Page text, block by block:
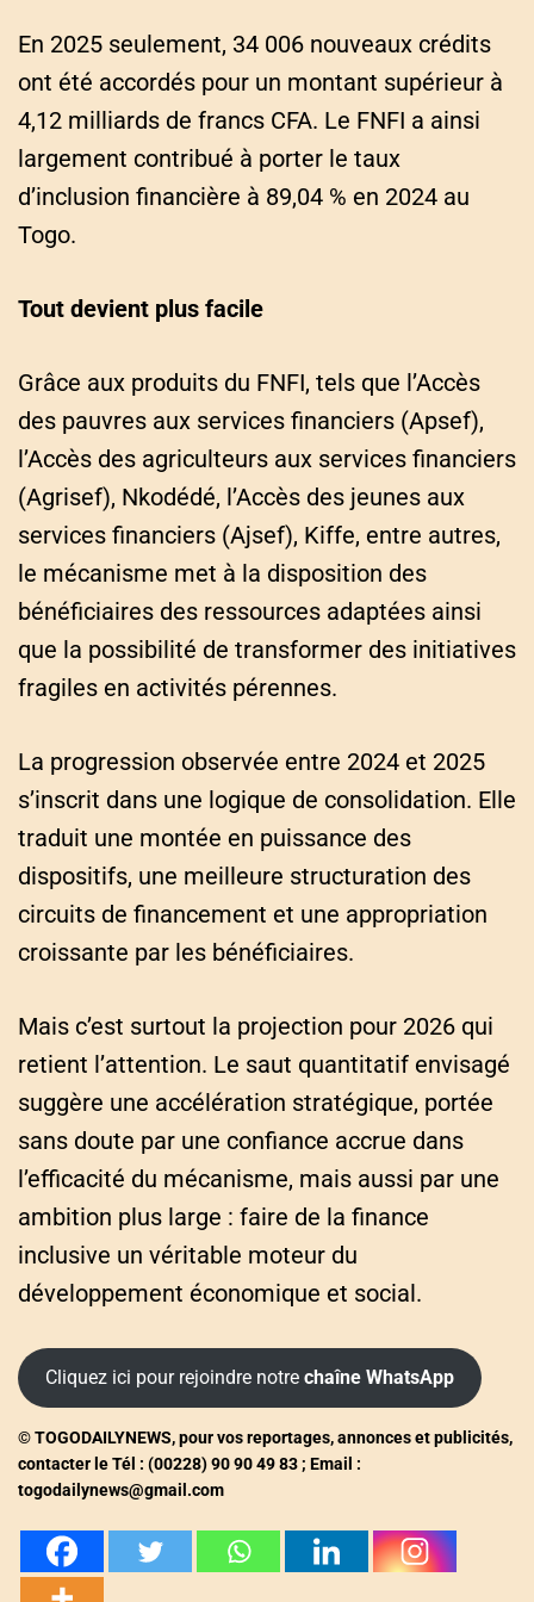
En 2025 seulement, 34 006 nouveaux crédits
ont été accordés pour un montant supérieur à
4,12 milliards de francs CFA. Le FNFI a ainsi
largement contribué à porter le taux
d’inclusion financière à 89,04 % en 2024 au
Togo.
Tout devient plus facile
Grâce aux produits du FNFI, tels que l’Accès
des pauvres aux services financiers (Apsef),
l’Accès des agriculteurs aux services financiers
(Agrisef), Nkodédé, l’Accès des jeunes aux
services financiers (Ajsef), Kiffe, entre autres,
le mécanisme met à la disposition des
bénéficiaires des ressources adaptées ainsi
que la possibilité de transformer des initiatives
fragiles en activités pérennes.
La progression observée entre 2024 et 2025
s’inscrit dans une logique de consolidation. Elle
traduit une montée en puissance des
dispositifs, une meilleure structuration des
circuits de financement et une appropriation
croissante par les bénéficiaires.
Mais c’est surtout la projection pour 2026 qui
retient l’attention. Le saut quantitatif envisagé
suggère une accélération stratégique, portée
sans doute par une confiance accrue dans
l’efficacité du mécanisme, mais aussi par une
ambition plus large : faire de la finance
inclusive un véritable moteur du
développement économique et social.
Cliquez ici pour rejoindre notre chaîne WhatsApp
© TOGODAILYNEWS, pour vos reportages, annonces et publicités,
contacter le Tél : (00228) 90 90 49 83 ; Email :
togodailynews@gmail.com